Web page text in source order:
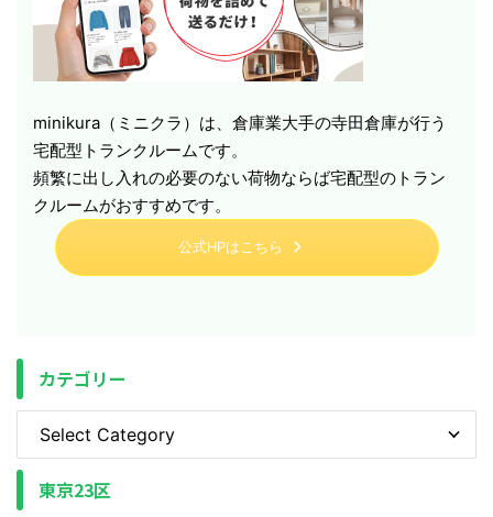
minikura（ミニクラ）は、倉庫業大手の寺田倉庫が行う
宅配型トランクルームです。
頻繁に出し入れの必要のない荷物ならば宅配型のトラン
クルームがおすすめです。
公式HPはこちら
カテゴリー
東京23区